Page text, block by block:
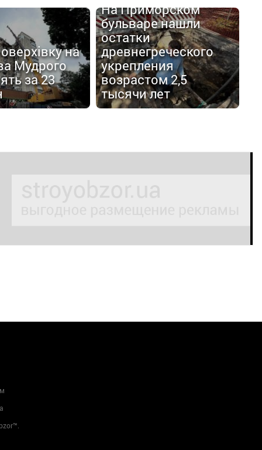
на
Мудрого
за 23
На Приморском
бульваре нашли
остатки
древнегреческого
укрепления
возрастом 2,5
тысячи лет